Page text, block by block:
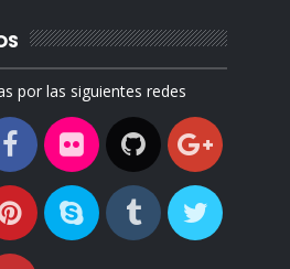
por las siguientes redes